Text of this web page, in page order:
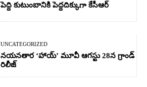
పెద్ది కుటుంబానికి పెద్దదిక్కుగా కేసీఆర్
UNCATEGORIZED
నయనతార ‘హాయ్’ మూవీ ఆగస్టు 28న గ్రాండ్
రిలీజ్